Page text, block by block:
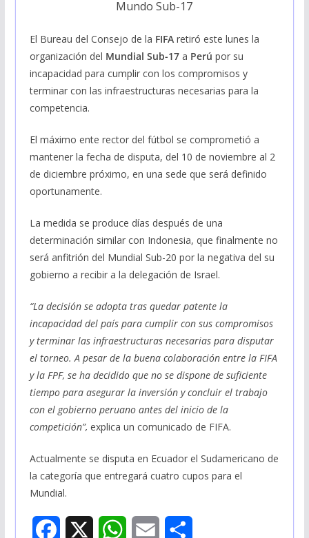
El Bureau del Consejo de la FIFA retiró este lunes la
organización del Mundial Sub-17 a Perú por su
incapacidad para cumplir con los compromisos y
terminar con las infraestructuras necesarias para la
competencia.
El máximo ente rector del fútbol se comprometió a
mantener la fecha de disputa, del 10 de noviembre al 2
de diciembre próximo, en una sede que será definido
oportunamente.
La medida se produce días después de una
determinación similar con Indonesia, que finalmente no
será anfitrión del Mundial Sub-20 por la negativa del su
gobierno a recibir a la delegación de Israel.
“La decisión se adopta tras quedar patente la
incapacidad del país para cumplir con sus compromisos
y terminar las infraestructuras necesarias para disputar
el torneo. A pesar de la buena colaboración entre la FIFA
y la FPF, se ha decidido que no se dispone de suficiente
tiempo para asegurar la inversión y concluir el trabajo
con el gobierno peruano antes del inicio de la
competición”, explica un comunicado de FIFA.
Actualmente se disputa en Ecuador el Sudamericano de
la categoría que entregará cuatro cupos para el
Mundial.
W